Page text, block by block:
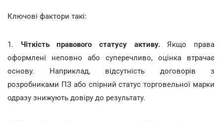
Ключові фактори такі:
1. Чіткість правового статусу активу.Якщо права
оформлені неповно або суперечливо, оцінка втрачає
основу. Наприклад, відсутність договорів з
розробниками ПЗ або спірний статус торговельної марки
одразу знижують довіру до результату.